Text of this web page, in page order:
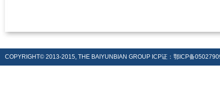
COPYRIGHT© 2013-2015, THE BAIYUNBIAN GROUP ICP证：鄂ICP备